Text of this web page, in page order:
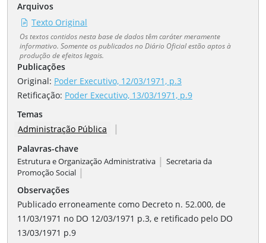
Arquivos
Texto Original
Os textos contidos nesta base de dados têm caráter meramente
informativo. Somente os publicados no Diário Oficial estão aptos à
produção de efeitos legais.
Publicações
Original: Poder Executivo, 12/03/1971, p.3
Retificação: Poder Executivo, 13/03/1971, p.9
Temas
Administração Pública
|
Palavras-chave
Estrutura e Organização Administrativa | Secretaria da
Promoção Social |
Observações
Publicado erroneamente como Decreto n. 52.000, de
11/03/1971 no DO 12/03/1971 p.3, e retificado pelo DO
13/03/1971 p.9